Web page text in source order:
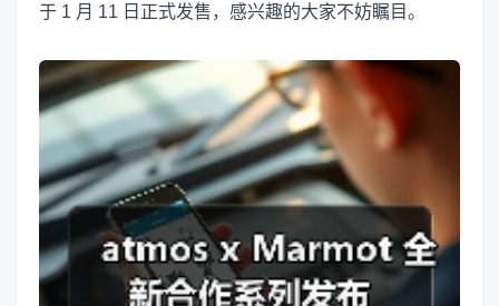
于 1 月 11 日正式发售，感兴趣的大家不妨瞩目。